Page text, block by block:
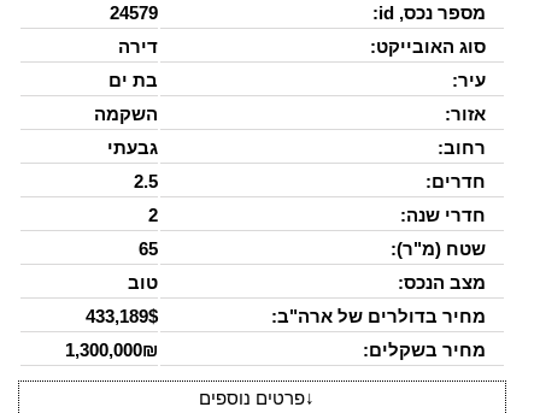
מספר נכס, id:
24579
סוג האובייקט:
דירה
עיר:
בת ים
אזור:
השקמה
רחוב:
גבעתי
חדרים:
2.5
חדרי שנה:
2
שטח (מ"ר):
65
מצב הנכס:
טוב
מחיר בדולרים של ארה"ב:
433,189$
מחיר בשקלים:
1,300,000₪
↓פרטים נוספים